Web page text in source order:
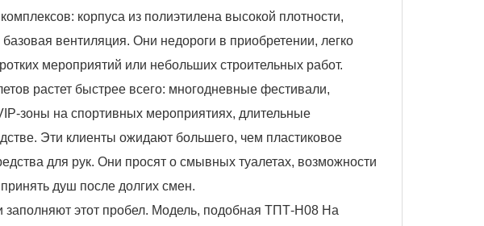
корпуса из полиэтилена высокой плотности,
вентиляция. Они недороги в приобретении, легко
мероприятий или небольших строительных работ.
растет быстрее всего: многодневные фестивали,
зоны на спортивных мероприятиях, длительные
Эти клиенты ожидают большего, чем пластиковое
для рук. Они просят о смывных туалетах, возможности
душ после долгих смен.
этот пробел. Модель, подобная ТПТ‑H08 На